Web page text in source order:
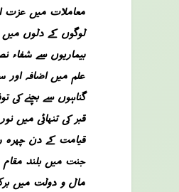
معاملات میں عزت
لوگوں کے دلوں میں
بیماریوں سے شفاء
علم میں اضافہ اور
گناہوں سے بچنے کی
قبر کی تنہائی میں
قیامت کے دن چہرہ
جنت میں بلند مقام
مال و دولت میں